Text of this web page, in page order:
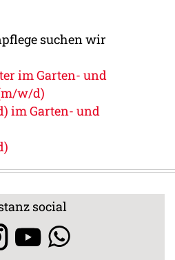
suchen wir
im Garten- und
w/d)
im Garten- und
social